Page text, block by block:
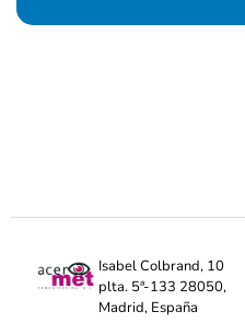
Isabel Colbrand, 10
plta. 5ª-133 28050,
Madrid, España